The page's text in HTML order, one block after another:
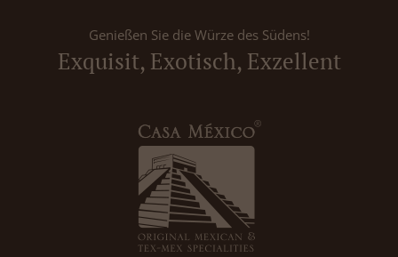
Genießen Sie die Würze des Südens!
Exquisit, Exotisch, Exzellent